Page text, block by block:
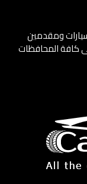
ومقدمين
كافة المحافظات